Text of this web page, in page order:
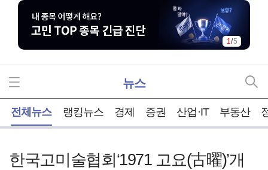
1/5
뉴스
전체뉴스 랭킹뉴스 경제 증권 산업·IT 부동산
한국고미술협회‘1971 고요(古曜)’개